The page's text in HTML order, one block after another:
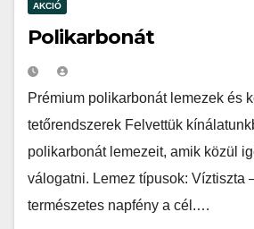
AKCIÓ
Polikarbonát
Prémium polikarbonát lemezek és
tetőrendszerek Felvettük
polikarbonát lemezeit, amik közül
válogatni. Lemez típusok: Víztiszta
természetes napfény a cél.…